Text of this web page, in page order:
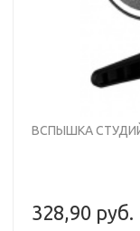
ВСПЫШКА
328,90 руб.